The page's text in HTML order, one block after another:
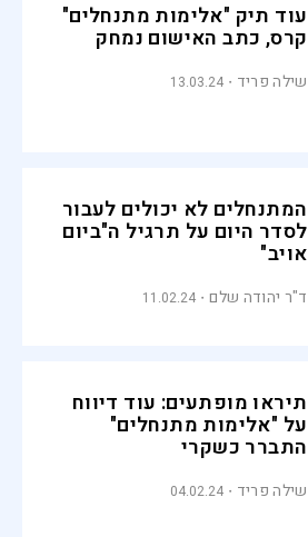
עוד תיק "אלימות מתנחלים"
קרס, כתב האישום נמחק
שילה פריד 13.03.24
המתנחלים לא יכולים לעבור
לסדר היום על תרגיל ה"ביום
אויב"
ד"ר יהודה שלם 11.02.24
תיראו מופתעים: עוד דיווח
על "אלימות מתנחלים"
התברר כשקרי
שילה פריד 04.02.24